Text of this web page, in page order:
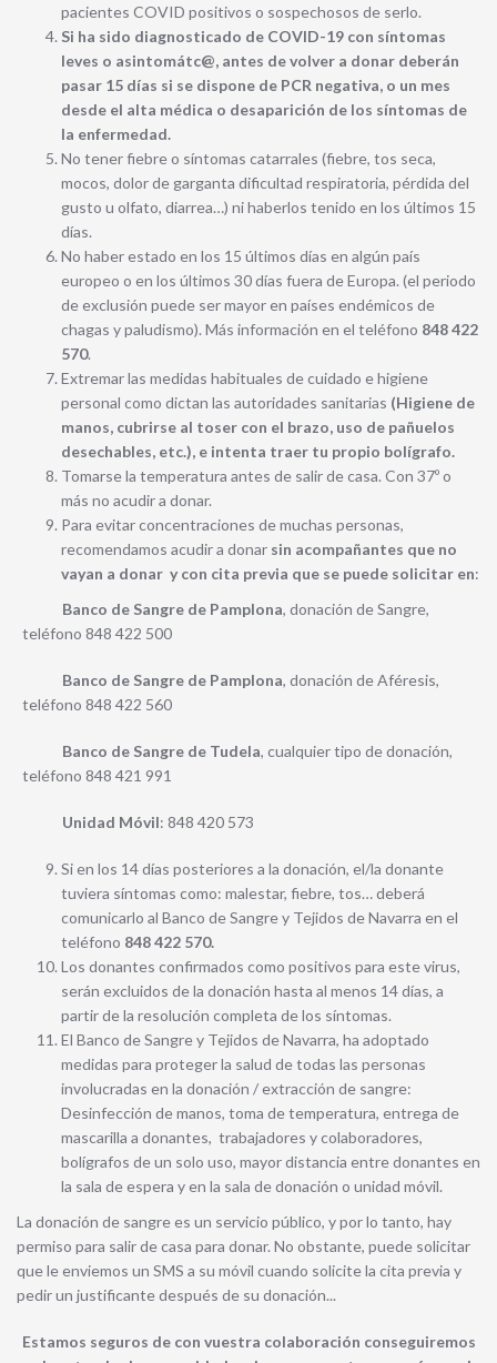
pacientes COVID positivos o sospechosos de serlo.
Si ha sido diagnosticado de COVID-19 con síntomas
leves o asintomátc@, antes de volver a donar deberán
pasar 15 días si se dispone de PCR negativa, o un mes
desde el alta médica o desaparición de los síntomas de
la enfermedad.
No tener fiebre o síntomas catarrales (fiebre, tos seca,
mocos, dolor de garganta dificultad respiratoria, pérdida del
gusto u olfato, diarrea…) ni haberlos tenido en los últimos 15
días.
No haber estado en los 15 últimos días en algún país
europeo o en los últimos 30 días fuera de Europa. (el periodo
de exclusión puede ser mayor en países endémicos de
chagas y paludismo). Más información en el teléfono 848 422
570.
Extremar las medidas habituales de cuidado e higiene
personal como dictan las autoridades sanitarias (Higiene de
manos, cubrirse al toser con el brazo, uso de pañuelos
desechables, etc.), e intenta traer tu propio bolígrafo.
Tomarse la temperatura antes de salir de casa. Con 37º o
más no acudir a donar.
Para evitar concentraciones de muchas personas,
recomendamos acudir a donar sin acompañantes que no
vayan a donar y con cita previa que se puede solicitar en:
Banco de Sangre de Pamplona, donación de Sangre,
teléfono 848 422 500
Banco de Sangre de Pamplona, donación de Aféresis,
teléfono 848 422 560
Banco de Sangre de Tudela, cualquier tipo de donación,
teléfono 848 421 991
Unidad Móvil: 848 420 573
Si en los 14 días posteriores a la donación, el/la donante
tuviera síntomas como: malestar, fiebre, tos… deberá
comunicarlo al Banco de Sangre y Tejidos de Navarra en el
teléfono 848 422 570.
Los donantes confirmados como positivos para este virus,
serán excluidos de la donación hasta al menos 14 días, a
partir de la resolución completa de los síntomas.
El Banco de Sangre y Tejidos de Navarra, ha adoptado
medidas para proteger la salud de todas las personas
involucradas en la donación / extracción de sangre:
Desinfección de manos, toma de temperatura, entrega de
mascarilla a donantes, trabajadores y colaboradores,
bolígrafos de un solo uso, mayor distancia entre donantes en
la sala de espera y en la sala de donación o unidad móvil.
La donación de sangre es un servicio público, y por lo tanto, hay
permiso para salir de casa para donar. No obstante, puede solicitar
que le enviemos un SMS a su móvil cuando solicite la cita previa y
pedir un justificante después de su donación...
Estamos seguros de con vuestra colaboración conseguiremos